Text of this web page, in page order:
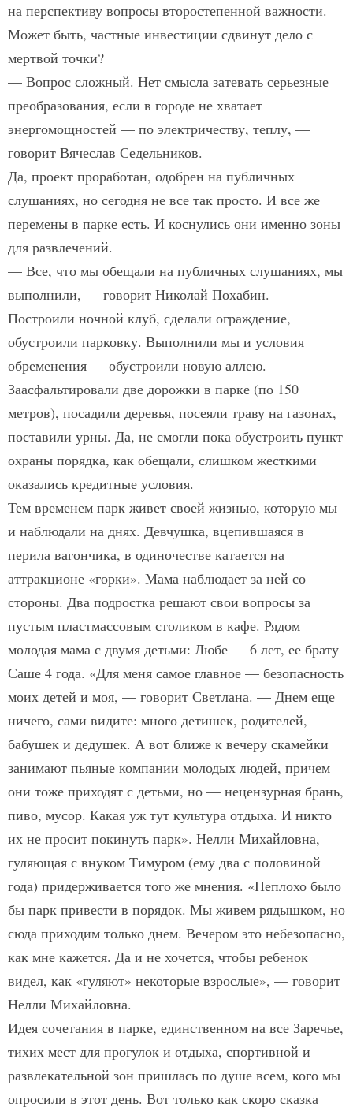
на перспективу вопросы второстепенной важности.
Может быть, частные инвестиции сдвинут дело с
мертвой точки?
— Вопрос сложный. Нет смысла затевать серьезные
преобразования, если в городе не хватает
энергомощностей — по электричеству, теплу, —
говорит Вячеслав Седельников.
Да, проект проработан, одобрен на публичных
слушаниях, но сегодня не все так просто. И все же
перемены в парке есть. И коснулись они именно зоны
для развлечений.
— Все, что мы обещали на публичных слушаниях, мы
выполнили, — говорит Николай Похабин. —
Построили ночной клуб, сделали ограждение,
обустроили парковку. Выполнили мы и условия
обременения — обустроили новую аллею.
Заасфальтировали две дорожки в парке (по 150
метров), посадили деревья, посеяли траву на газонах,
поставили урны. Да, не смогли пока обустроить пункт
охраны порядка, как обещали, слишком жест­кими
оказались кредитные условия.
Тем временем парк живет своей жизнью, которую мы
и наблюдали на днях. Девчушка, вцепившаяся в
перила вагончика, в одиночестве катается на
аттракционе «горки». Мама наблюдает за ней со
стороны. Два подростка решают свои вопросы за
пустым пластмассовым столиком в кафе. Рядом
молодая мама с двумя детьми: Любе — 6 лет, ее брату
Саше 4 года. «Для меня самое главное — безопасность
моих детей и моя, — говорит Светлана. — Днем еще
ничего, сами видите: много детишек, родителей,
бабушек и дедушек. А вот ближе к вечеру скамейки
занимают пьяные компании молодых людей, причем
они тоже приходят с детьми, но — нецензурная брань,
пиво, мусор. Какая уж тут культура отдыха. И никто
их не просит покинуть парк». Нелли Михайловна,
гуляющая с внуком Тимуром (ему два с половиной
года) придерживается того же мнения. «Неплохо было
бы парк привести в порядок. Мы живем рядышком, но
сюда приходим только днем. Вечером это небезопасно,
как мне кажется. Да и не хочется, чтобы ребенок
видел, как «гуляют» некоторые взрослые», — говорит
Нелли Михайловна.
Идея сочетания в парке, единственном на все Заречье,
тихих мест для прогулок и отдыха, спортивной и
развлекательной зон пришлась по душе всем, кого мы
опросили в этот день. Вот только как скоро сказка